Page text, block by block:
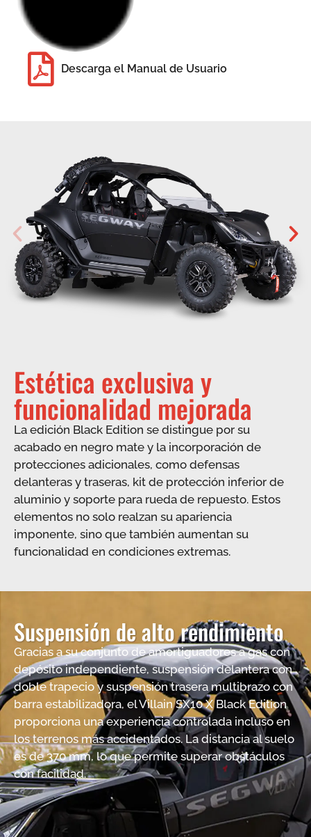
Descarga el Manual de Usuario
Estética exclusiva y
funcionalidad mejorada
La edición Black Edition se distingue por su
acabado en negro mate y la incorporación de
protecciones adicionales, como defensas
delanteras y traseras, kit de protección inferior de
aluminio y soporte para rueda de repuesto. Estos
elementos no solo realzan su apariencia
imponente, sino que también aumentan su
funcionalidad en condiciones extremas.
Suspensión de alto rendimiento
Gracias a su conjunto de amortiguadores a gas con
depósito independiente, suspensión delantera con
doble trapecio y suspensión trasera multibrazo con
barra estabilizadora, el Villain SX10 X Black Edition
proporciona una experiencia controlada incluso en
los terrenos más accidentados. La distancia al suelo
es de 370 mm, lo que permite superar obstáculos
con facilidad.